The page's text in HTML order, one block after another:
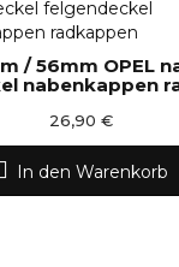
/ 56mm OPEL
nabenkappen
26,90 €
In den Warenkorb